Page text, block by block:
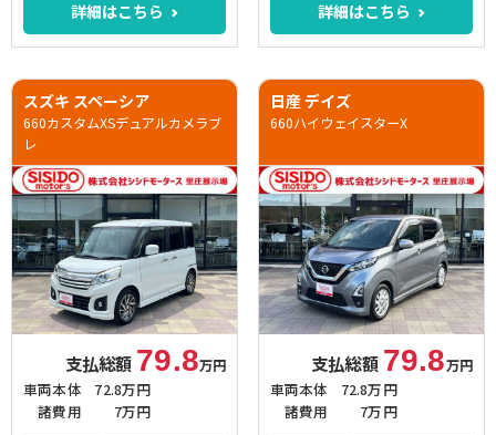
詳細はこちら 詳細はこちら
スズキ スペーシア
660カスタムXSデュアルカメラブ
レ
支払総額 79.8万円
車両本体
72.8万円
諸費用
7万円
日産 デイズ
660ハイウェイスターX
支払総額 79.8万円
車両本体
72.8万円
諸費用
7万円